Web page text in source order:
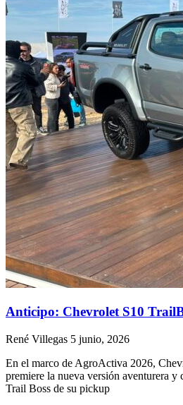
Anticipo: Chevrolet S10
René Villegas 5 junio, 2026
En el marco de AgroActiva 2026,
premiere la nueva versión aventurera y
Trail Boss de su pickup